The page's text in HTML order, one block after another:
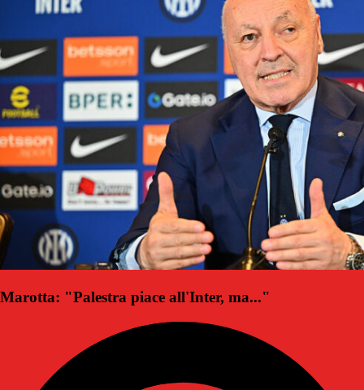
Marotta: "Palestra piace all'Inter, ma..."